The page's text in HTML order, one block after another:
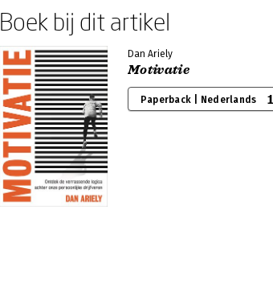
Boek bij dit artikel
Dan Ariely
Motivatie
Paperback | Nederlands